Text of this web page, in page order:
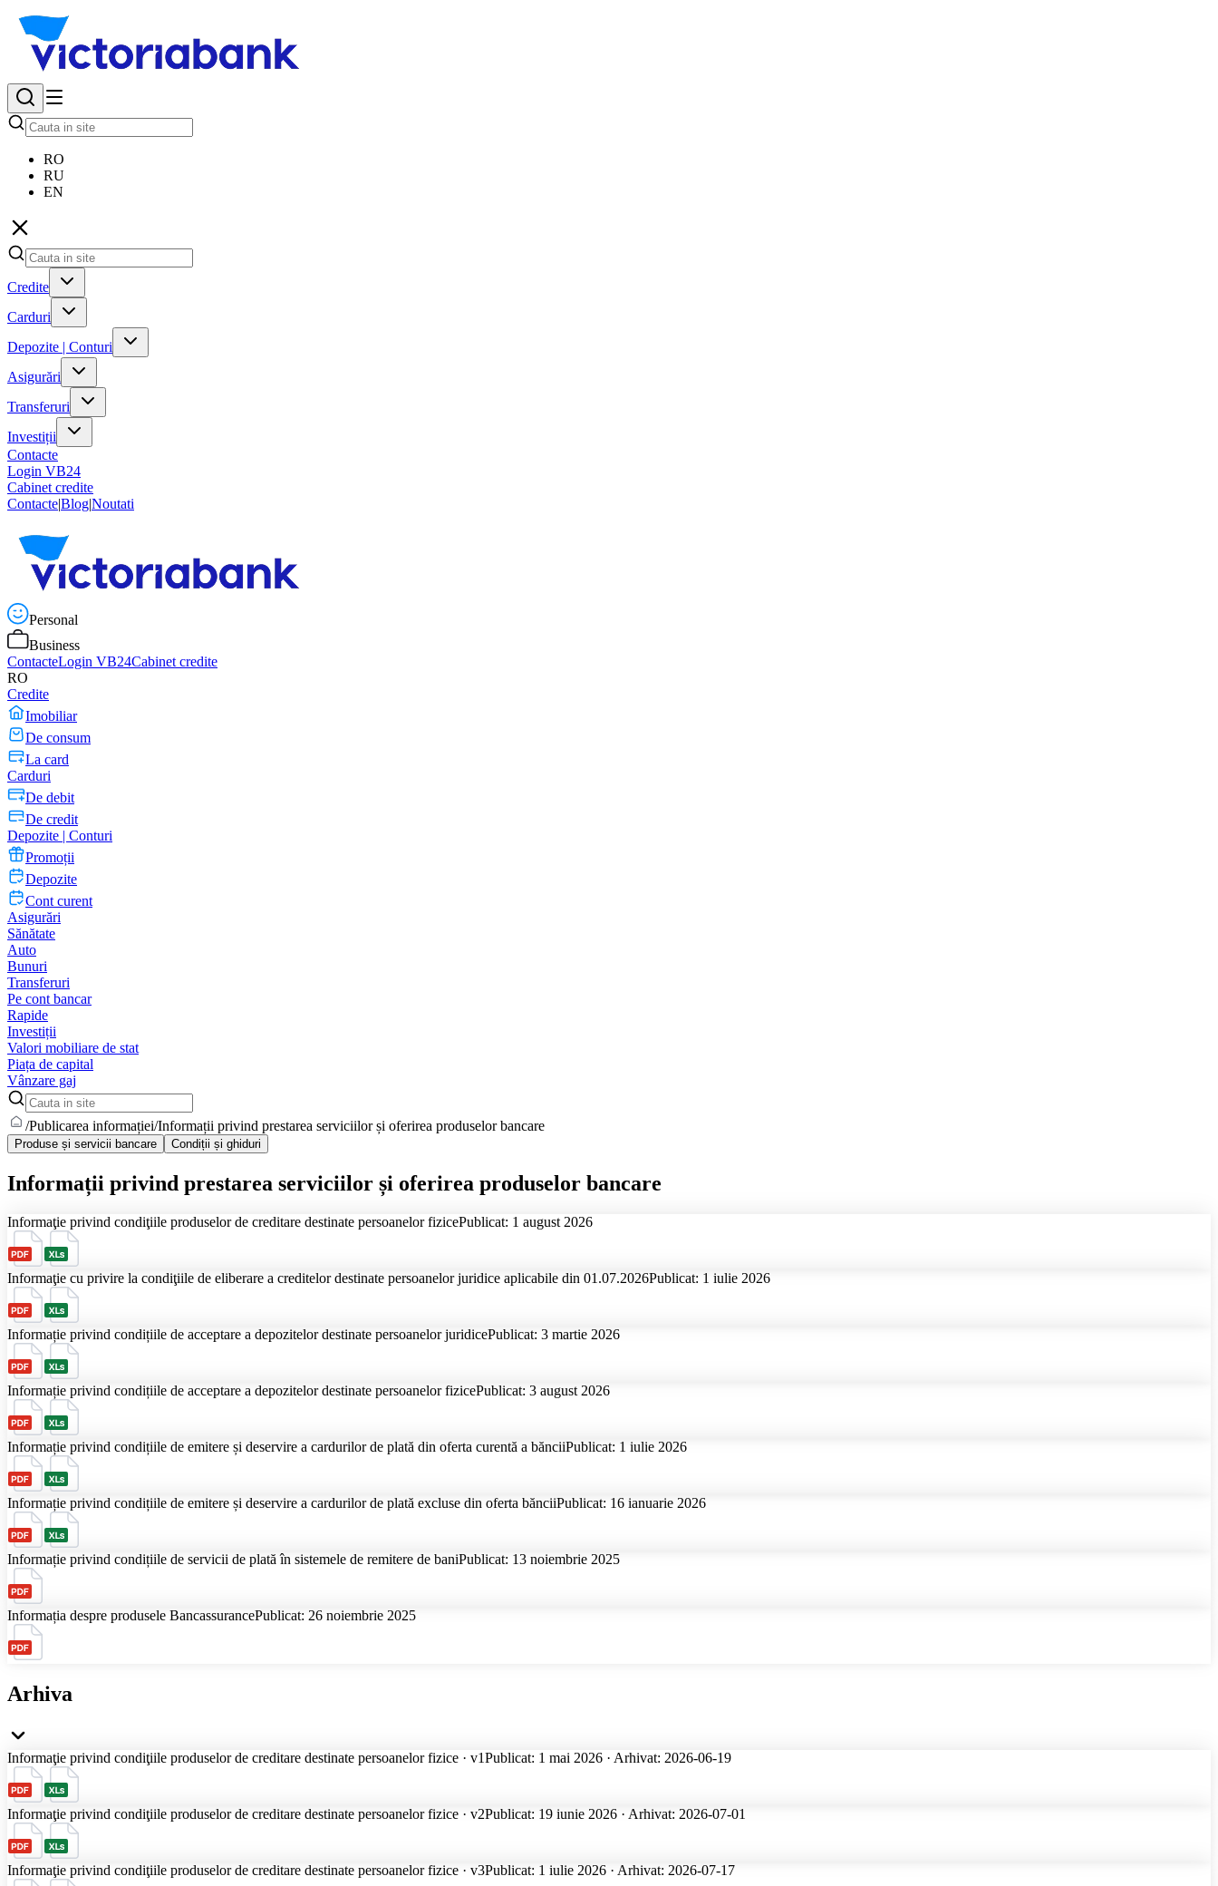
RO
RU
EN
Credite
Carduri
Depozite | Conturi
Asigurări
Transferuri
Investiții
Contacte
Login VB24
Cabinet credite
Contacte|Blog|Noutati
Personal
Business
ContacteLogin VB24Cabinet credite
RO
Credite
Imobiliar
De consum
La card
Carduri
De debit
De credit
Depozite | Conturi
Promoții
Depozite
Cont curent
Asigurări
Sănătate
Auto
Bunuri
Transferuri
Pe cont bancar
Rapide
Investiții
Valori mobiliare de stat
Piața de capital
Vânzare gaj
/Publicarea informației/Informații privind prestarea serviciilor și oferirea produselor bancare
Produse și servicii bancare Condiții și ghiduri
Informații privind prestarea serviciilor și oferirea produselor bancare
Informaţie privind сondiţiile produselor de creditare destinate persoanelor fizicePublicat: 1 august 2026
Informaţie cu privire la condiţiile de eliberare a creditelor destinate persoanelor juridice aplicabile din 01.07.2026Publicat: 1 iulie 2026
Informație privind condițiile de acceptare a depozitelor destinate persoanelor juridicePublicat: 3 martie 2026
Informație privind condițiile de acceptare a depozitelor destinate persoanelor fizicePublicat: 3 august 2026
Informație privind condițiile de emitere și deservire a cardurilor de plată din oferta curentă a bănciiPublicat: 1 iulie 2026
Informație privind condițiile de emitere și deservire a cardurilor de plată excluse din oferta bănciiPublicat: 16 ianuarie 2026
Informație privind condițiile de servicii de plată în sistemele de remitere de baniPublicat: 13 noiembrie 2025
Informația despre produsele BancassurancePublicat: 26 noiembrie 2025
Arhiva
Informaţie privind сondiţiile produselor de creditare destinate persoanelor fizice · v1Publicat: 1 mai 2026 · Arhivat: 2026-06-19
Informaţie privind сondiţiile produselor de creditare destinate persoanelor fizice · v2Publicat: 19 iunie 2026 · Arhivat: 2026-07-01
Informaţie privind сondiţiile produselor de creditare destinate persoanelor fizice · v3Publicat: 1 iulie 2026 · Arhivat: 2026-07-17